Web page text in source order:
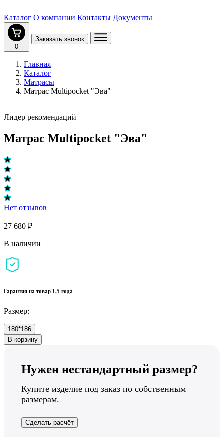
Каталог О компании Контакты Документы
0
Заказать звонок
Главная
Каталог
Матрасы
Матрас Multipocket "Эва"
Лидер рекомендаций
Матрас Multipocket "Эва"
Нет отзывов
27 680 ₽
В наличии
Гарантия на товар 1,5 года
Размер:
180*186
В корзину
Нужен нестандартный размер?
Купите изделие под заказ по собственным
размерам.
Сделать расчёт